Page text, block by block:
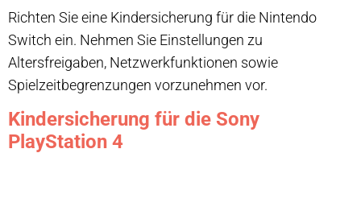
Richten Sie eine Kindersicherung für die Nintendo
Switch ein. Nehmen Sie Einstellungen zu
Altersfreigaben, Netzwerkfunktionen sowie
Spielzeitbegrenzungen vorzunehmen vor.
Kindersicherung für die Sony
PlayStation 4